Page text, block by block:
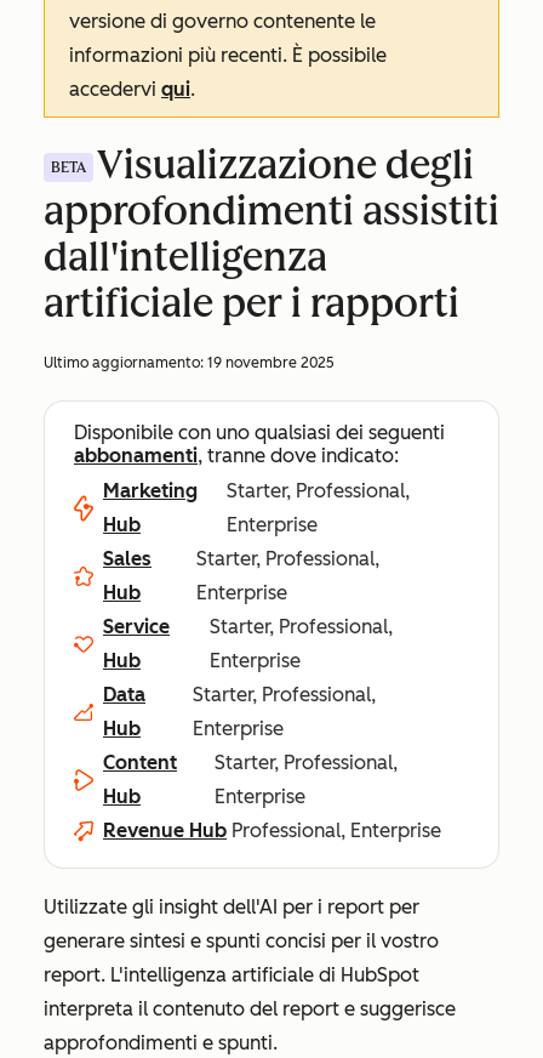
versione di governo contenente le
informazioni più recenti. È possibile
accedervi qui.
BETA
Visualizzazione degli
approfondimenti assistiti
dall'intelligenza
artificiale per i rapporti
Ultimo aggiornamento: 19 novembre 2025
Disponibile con uno qualsiasi dei seguenti
abbonamenti, tranne dove indicato:
Marketing
Hub
Starter, Professional,
Enterprise
Sales
Hub
Starter, Professional,
Enterprise
Service
Hub
Starter, Professional,
Enterprise
Data
Hub
Starter, Professional,
Enterprise
Content
Hub
Starter, Professional,
Enterprise
Revenue Hub Professional, Enterprise
Utilizzate gli insight dell'AI per i report per
generare sintesi e spunti concisi per il vostro
report. L'intelligenza artificiale di HubSpot
interpreta il contenuto del report e suggerisce
approfondimenti e spunti.